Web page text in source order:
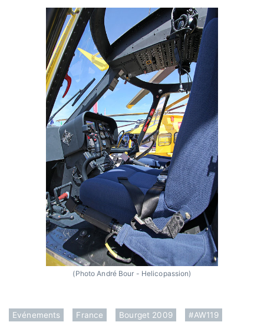
(Photo André Bour - Helicopassion)
Evénements France Bourget 2009 #AW119